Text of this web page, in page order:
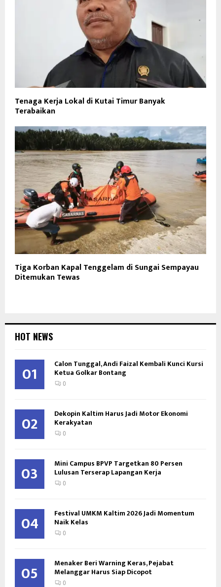
Tenaga Kerja Lokal di Kutai Timur Banyak
Terabaikan
Tiga Korban Kapal Tenggelam di Sungai Sempayau
Ditemukan Tewas
HOT NEWS
01 Calon Tunggal, Andi Faizal Kembali Kunci Kursi
Ketua Golkar Bontang
0
02 Dekopin Kaltim Harus Jadi Motor Ekonomi
Kerakyatan
0
03 Mini Campus BPVP Targetkan 80 Persen
Lulusan Terserap Lapangan Kerja
0
04 Festival UMKM Kaltim 2026 Jadi Momentum
Naik Kelas
0
05 Menaker Beri Warning Keras, Pejabat
Melanggar Harus Siap Dicopot
0